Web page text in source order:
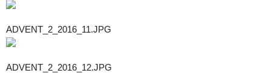
ADVENT_2_2016_11.JPG
ADVENT_2_2016_12.JPG